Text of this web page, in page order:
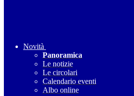
Novità
Panoramica
Le notizie
Le circolari
Calendario eventi
Albo online